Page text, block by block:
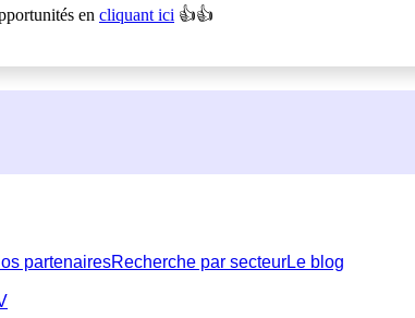
en cliquant ici 👍👍
partenairesRecherche par secteurLe blog